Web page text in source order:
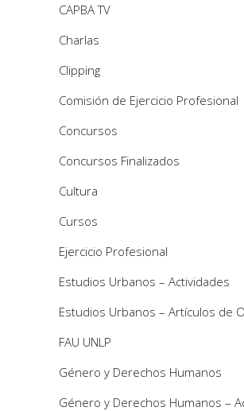
CAPBA TV
Charlas
Clipping
Comisión de Ejercicio Profesional
Concursos
Concursos Finalizados
Cultura
Cursos
Ejercicio Profesional
Estudios Urbanos – Actividades
Estudios Urbanos – Artículos de
FAU UNLP
Género y Derechos Humanos
Género y Derechos Humanos –